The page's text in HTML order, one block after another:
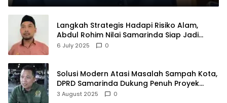
Langkah Strategis Hadapi Risiko Alam,
Abdul Rohim Nilai Samarinda Siap Jadi
Pusat Logistik Bencana Kalimantan
6 July 2025 0
Solusi Modern Atasi Masalah Sampah Kota,
DPRD Samarinda Dukung Penuh Proyek
PLTSA
3 August 2025 0